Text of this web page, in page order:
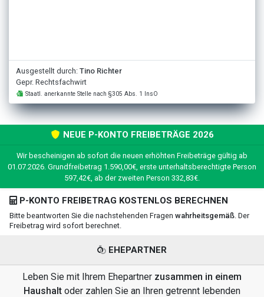
Ausgestellt durch: Tino Richter
Gepr. Rechtsfachwirt
Staatl. anerkannte Stelle nach §305 Abs. 1 InsO
NEUE P-KONTO FREIBETRÄGE 2026
Wir bescheinigen ab sofort die neuen erhöhten Freibeträge gültig ab
01.07.2026. Grundfreibetrag 1.590,00€, erste unterhaltsberechtigte Person
597,42€, ab der zweiten Person 332,83€.
P-KONTO FREIBETRAG KOSTENLOS BERECHNEN
Bitte beantworten Sie die nachstehenden Fragen wahrheitsgemäß . Der
Freibetrag wird sofort berechnet.
EHEPARTNER
Leben Sie mit Ihrem Ehepartner zusammen in einem
Haushalt oder zahlen Sie an Ihren getrennt lebenden